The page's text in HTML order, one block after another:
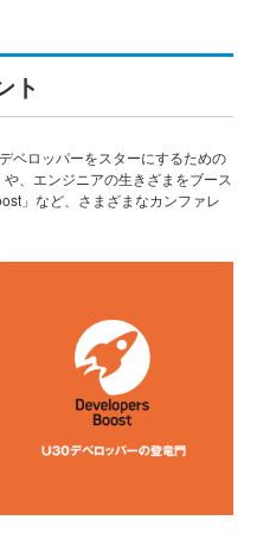
ト
ベロッパーをスターにするための
、エンジニアの生きざまをブース
」など、さまざまなカンファレ